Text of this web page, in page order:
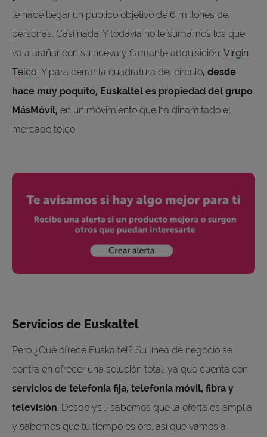
le hace llegar un público objetivo de 6 millones de
personas. Casi nada. Y todavía no le sumamos los que
va a arañar con su nueva y flamante adquisición: Virgin
Telco. Y para cerrar la cuadratura del círculo, desde
hace muy poquito, Euskaltel es propiedad del grupo
MásMóvil, en un movimiento que ha dinamitado el
mercado telco.
Servicios de Euskaltel
Pero ¿Qué ofrece Euskaltel? Su línea de negocio se
centra en ofrecer una solución total, ya que cuenta con
servicios de telefonía fija, telefonía móvil, fibra y
televisión. Desde ysi… sabemos que la oferta es amplia
y sabemos que tu tiempo es oro, así que vamos a